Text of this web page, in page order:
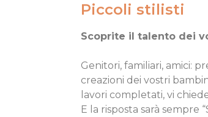
Piccoli stilisti
Scoprite il talento dei
Genitori, familiari, amici:
creazioni dei vostri
lavori completati, vi
E la risposta sarà sempre